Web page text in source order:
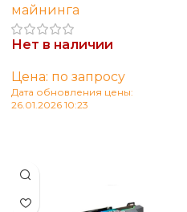
майнинга
Нет в наличии
Цена: по запросу
Дата обновления цены:
26.01.2026 10:23